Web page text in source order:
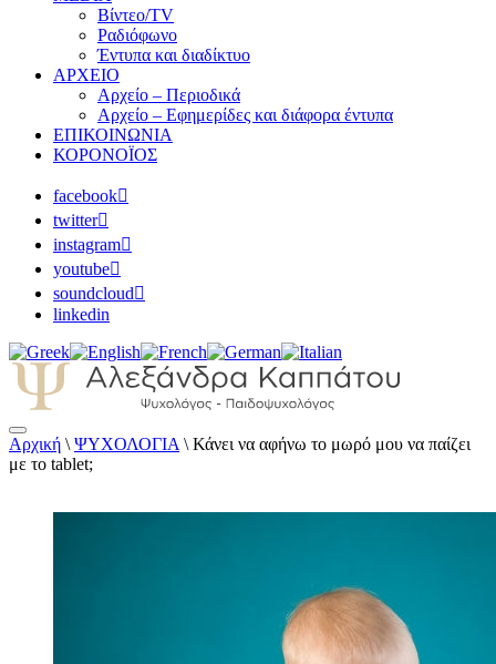
Βίντεο/TV
Ραδιόφωνο
Έντυπα και διαδίκτυο
ΑΡΧΕΙΟ
Αρχείο – Περιοδικά
Αρχείο – Εφημερίδες και διάφορα έντυπα
ΕΠΙΚΟΙΝΩΝΙΑ
ΚΟΡΟΝΟΪΟΣ
facebook
twitter
instagram
youtube
soundcloud
linkedin
Αλεξάνδρα Καππάτου Ψυχολόγος –
Παιδοψυχολόγος
Αρχική \ ΨΥΧΟΛΟΓΙΑ \ Κάνει να αφήνω το μωρό μου να παίζει
με το tablet;